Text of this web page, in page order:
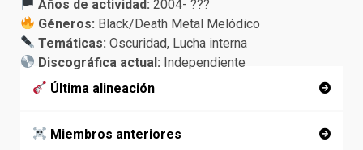
Años de actividad: 2004- ???
Géneros: Black/Death Metal Melódico
Temáticas: Oscuridad, Lucha interna
Discográfica actual: Independiente
Última alineación
Miembros anteriores